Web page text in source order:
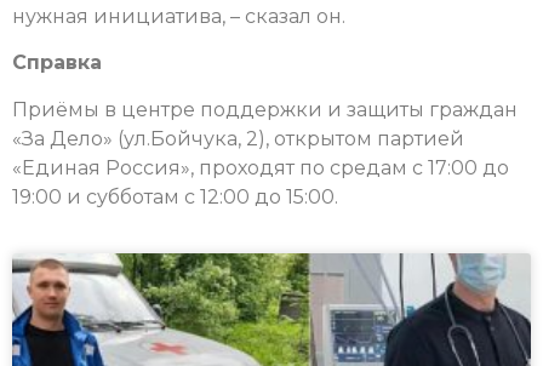
нужная инициатива, – сказал он.
Справка
Приёмы в центре поддержки и защиты граждан
«За Дело» (ул.Бойчука, 2), открытом партией
«Единая Россия», проходят по средам с 17:00 до
19:00 и субботам с 12:00 до 15:00.